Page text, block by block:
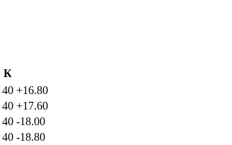
К
40 +16.80
40 +17.60
40 -18.00
40 -18.80